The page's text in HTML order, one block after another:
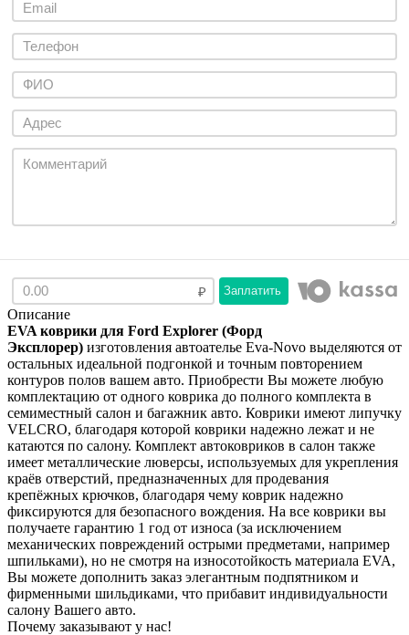
Заплатить
Описание
EVA коврики для Ford Explorer (Форд
Эксплорер) изготовления автоателье Eva-Novo выделяются от
остальных идеальной подгонкой и точным повторением
контуров полов вашем авто. Приобрести Вы можете любую
комплектацию от одного коврика до полного комплекта в
семиместный салон и багажник авто. Коврики имеют липучку
VELCRO, благодаря которой коврики надежно лежат и не
катаются по салону. Комплект автоковриков в салон также
имеет металлические люверсы, используемых для укрепления
краёв отверстий, предназначенных для продевания
крепёжных крючков, благодаря чему коврик надежно
фиксируются для безопасного вождения. На все коврики вы
получаете гарантию 1 год от износа (за исключением
механических повреждений острыми предметами, например
шпильками), но не смотря на износотойкость материала EVA,
Вы можете дополнить заказ элегантным подпятником и
фирменными шильдиками, что прибавит индивидуальности
салону Вашего авто.
Почему заказывают у нас!